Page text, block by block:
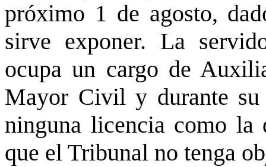
próximo 1 de agosto,
sirve exponer. La
ocupa un cargo de
Mayor Civil y durante su
ninguna licencia como la
que el Tribunal no tenga